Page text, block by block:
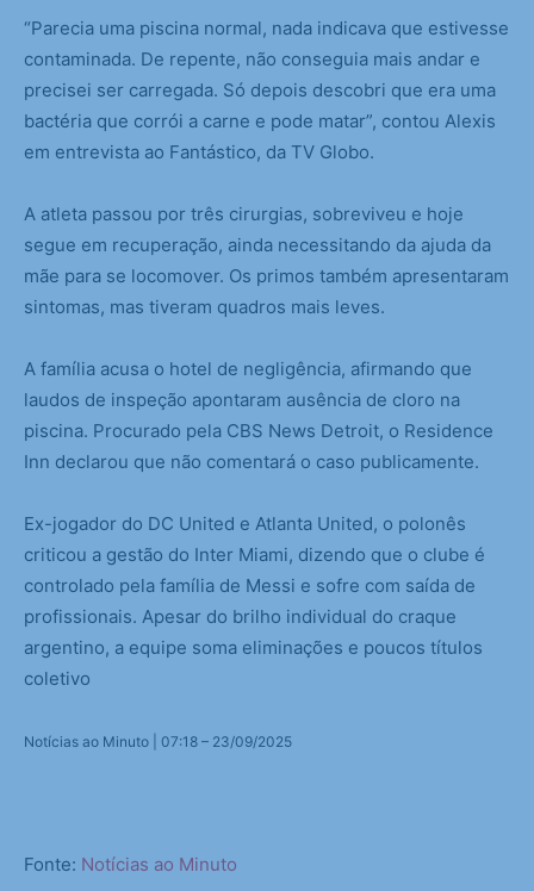
“Parecia uma piscina normal, nada indicava que estivesse
contaminada. De repente, não conseguia mais andar e
precisei ser carregada. Só depois descobri que era uma
bactéria que corrói a carne e pode matar”, contou Alexis
em entrevista ao Fantástico, da TV Globo.
A atleta passou por três cirurgias, sobreviveu e hoje
segue em recuperação, ainda necessitando da ajuda da
mãe para se locomover. Os primos também apresentaram
sintomas, mas tiveram quadros mais leves.
A família acusa o hotel de negligência, afirmando que
laudos de inspeção apontaram ausência de cloro na
piscina. Procurado pela CBS News Detroit, o Residence
Inn declarou que não comentará o caso publicamente.
Ex-jogador do DC United e Atlanta United, o polonês
criticou a gestão do Inter Miami, dizendo que o clube é
controlado pela família de Messi e sofre com saída de
profissionais. Apesar do brilho individual do craque
argentino, a equipe soma eliminações e poucos títulos
coletivo
Notícias ao Minuto | 07:18 – 23/09/2025
Fonte: Notícias ao Minuto